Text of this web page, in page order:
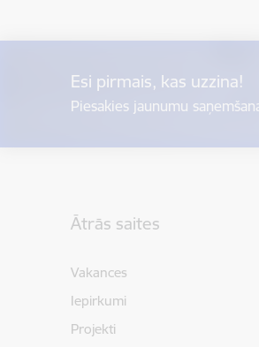
Esi pirmais, kas uzzina!
Piesakies jaunumu
Ātrās saites
Vakances
Iepirkumi
Projekti